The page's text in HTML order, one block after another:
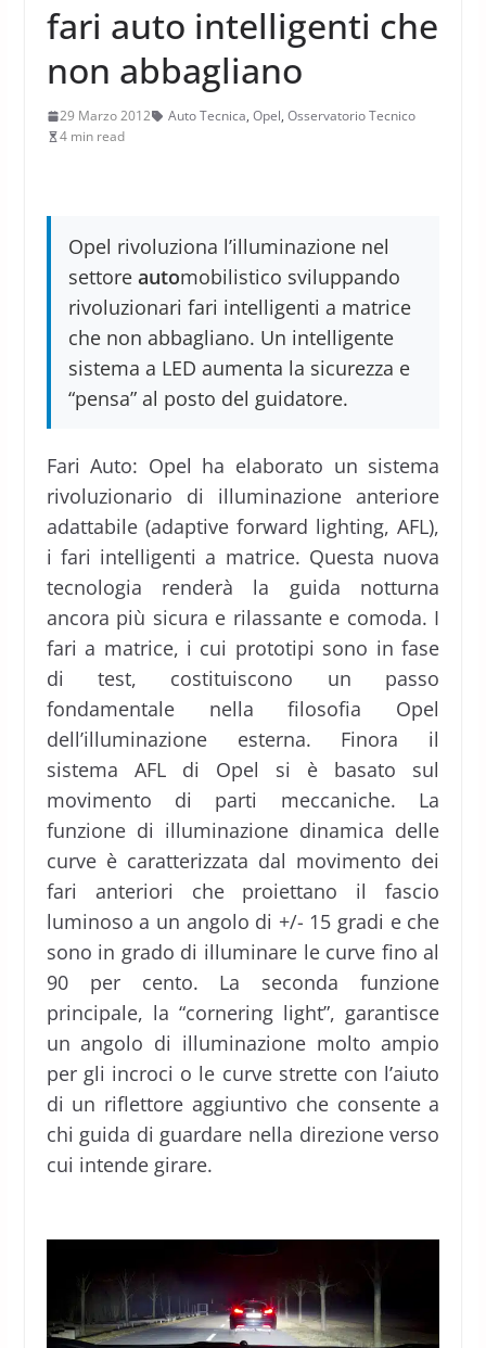
fari auto intelligenti che
non abbagliano
29 Marzo 2012 Auto Tecnica, Opel, Osservatorio Tecnico
4 min read
Opel rivoluziona l’illuminazione nel
settore automobilistico sviluppando
rivoluzionari fari intelligenti a matrice
che non abbagliano. Un intelligente
sistema a LED aumenta la sicurezza e
“pensa” al posto del guidatore.
Fari Auto: Opel ha elaborato un sistema
rivoluzionario di illuminazione anteriore
adattabile (adaptive forward lighting, AFL),
i fari intelligenti a matrice. Questa nuova
tecnologia renderà la guida notturna
ancora più sicura e rilassante e comoda. I
fari a matrice, i cui prototipi sono in fase
di test, costituiscono un passo
fondamentale nella filosofia Opel
dell’illuminazione esterna. Finora il
sistema AFL di Opel si è basato sul
movimento di parti meccaniche. La
funzione di illuminazione dinamica delle
curve è caratterizzata dal movimento dei
fari anteriori che proiettano il fascio
luminoso a un angolo di +/- 15 gradi e che
sono in grado di illuminare le curve fino al
90 per cento. La seconda funzione
principale, la “cornering light”, garantisce
un angolo di illuminazione molto ampio
per gli incroci o le curve strette con l’aiuto
di un riflettore aggiuntivo che consente a
chi guida di guardare nella direzione verso
cui intende girare.